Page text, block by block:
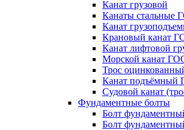
Канат грузовой
Канаты стальные
Канат
Крановый канат
Канат лифтовой
Морской канат
Трос
Канат подъёмный
Судовой канат
Фундаментные болты
Болт
Болт